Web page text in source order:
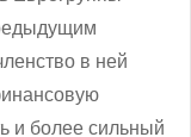
в ней
и более сильный